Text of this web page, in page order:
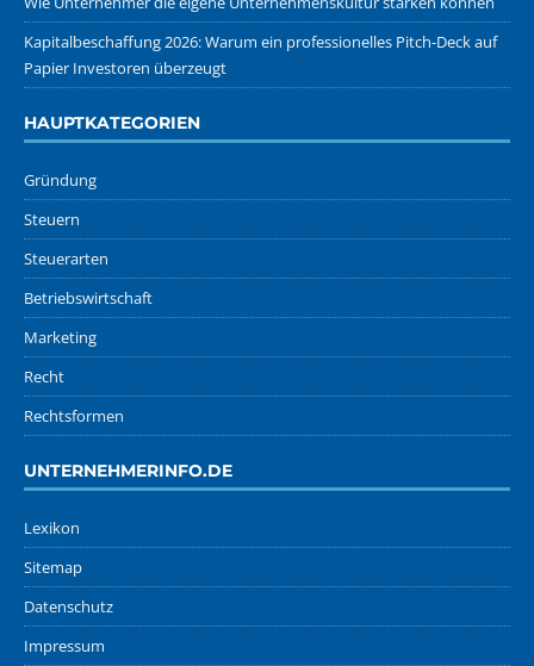
Kapitalbeschaffung 2026: Warum ein professionelles Pitch-Deck auf
Papier Investoren überzeugt
HAUPTKATEGORIEN
Gründung
Steuern
Steuerarten
Betriebswirtschaft
Marketing
Recht
Rechtsformen
UNTERNEHMERINFO.DE
Lexikon
Sitemap
Datenschutz
Impressum